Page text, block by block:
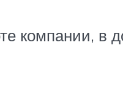
компании, в